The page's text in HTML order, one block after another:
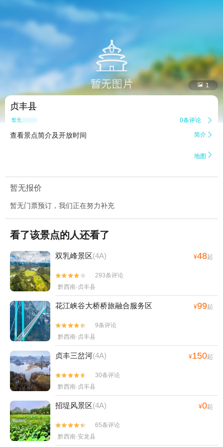
 1
贞丰县
暂无点评 0条评论 
查看景点简介及开放时间 简介 
地图 
暂无报价
暂无门票预订，我们正在努力补充
看了该景点的人还看了
双乳峰景区(4A) ¥48起


293条评论
黔西南·贞丰县
花江峡谷大桥桥旅融合服务区 ¥99起


9条评论
黔西南·贞丰县
贞丰三岔河(4A) ¥150起


30条评论
黔西南·贞丰县
招堤风景区(4A) ¥0起


65条评论
黔西南·安龙县